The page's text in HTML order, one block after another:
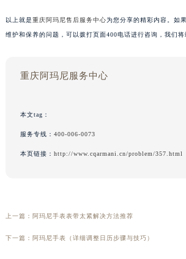
以上就是重庆阿玛尼售后服务中心为您分享的精彩内容。如
维护和保养的问题，可以拨打页面400电话进行咨询，我们将
重庆阿玛尼服务中心
本文tag：
服务专线： 400-006-0073
本页链接： http://www.cqarmani.cn/problem/357.html
上一篇： 阿玛尼手表表带太紧解决方法推荐
下一篇： 阿玛尼手表（详细调整日历步骤与技巧）